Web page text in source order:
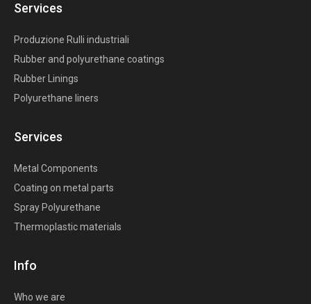
Services
Produzione Rulli industriali
Rubber and polyurethane coatings
Rubber Linings
Polyurethane liners
Services
Metal Components
Coating on metal parts
Spray Polyurethane
Thermoplastic materials
Info
Who we are